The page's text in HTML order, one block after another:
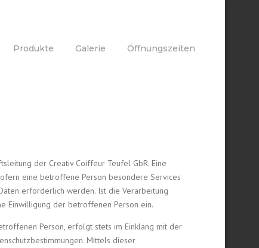
Produkte Galerie Öffnungszeiten
der Creativ Coiffeur Teufel GbR. Eine
eine betroffene Person besondere Services
erforderlich werden. Ist die Verarbeitung
Einwilligung der betroffenen Person ein.
Person, erfolgt stets im Einklang mit der
Mittels dieser